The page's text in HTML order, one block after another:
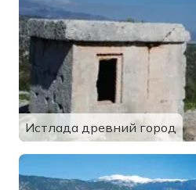
Истлада древний город